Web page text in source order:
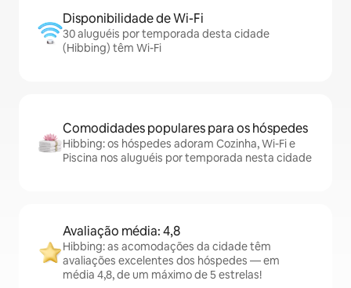
Disponibilidade de Wi-Fi
30 aluguéis por temporada desta cidade
(Hibbing) têm Wi-Fi
Comodidades populares para os hóspedes
Hibbing: os hóspedes adoram Cozinha, Wi-Fi e
Piscina nos aluguéis por temporada nesta cidade
Avaliação média: 4,8
Hibbing: as acomodações da cidade têm
avaliações excelentes dos hóspedes — em
média 4,8, de um máximo de 5 estrelas!